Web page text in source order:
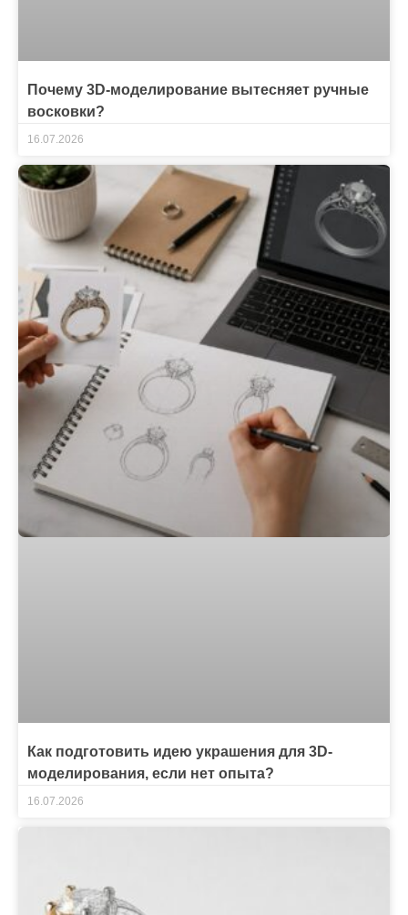
Почему 3D-моделирование вытесняет ручные
восковки?
16.07.2026
Как подготовить идею украшения для 3D-
моделирования, если нет опыта?
16.07.2026